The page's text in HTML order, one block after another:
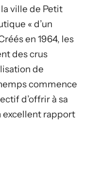
ville de Petit
« d’un
en 1964, les
des crus
de
commence
d’offrir à sa
excellent rapport